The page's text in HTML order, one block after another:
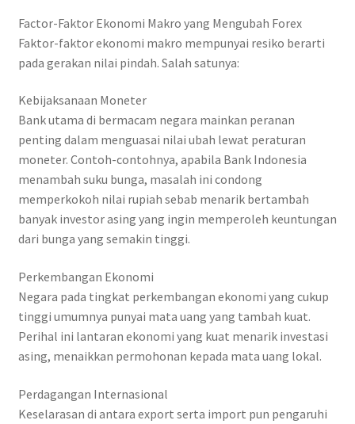
Factor-Faktor Ekonomi Makro yang Mengubah Forex
Faktor-faktor ekonomi makro mempunyai resiko berarti
pada gerakan nilai pindah. Salah satunya:
Kebijaksanaan Moneter
Bank utama di bermacam negara mainkan peranan
penting dalam menguasai nilai ubah lewat peraturan
moneter. Contoh-contohnya, apabila Bank Indonesia
menambah suku bunga, masalah ini condong
memperkokoh nilai rupiah sebab menarik bertambah
banyak investor asing yang ingin memperoleh keuntungan
dari bunga yang semakin tinggi.
Perkembangan Ekonomi
Negara pada tingkat perkembangan ekonomi yang cukup
tinggi umumnya punyai mata uang yang tambah kuat.
Perihal ini lantaran ekonomi yang kuat menarik investasi
asing, menaikkan permohonan kepada mata uang lokal.
Perdagangan Internasional
Keselarasan di antara export serta import pun pengaruhi